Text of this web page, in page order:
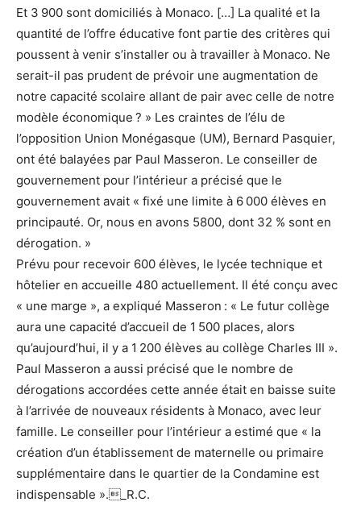
Et 3 900 sont domiciliés à Monaco. […] La qualité et la
quantité de l’offre éducative font partie des critères qui
poussent à venir s’installer ou à travailler à Monaco. Ne
serait-il pas prudent de prévoir une augmentation de
notre capacité scolaire allant de pair avec celle de notre
modèle économique ? » Les craintes de l’élu de
l’opposition Union Monégasque (UM), Bernard Pasquier,
ont été balayées par Paul Masseron. Le conseiller de
gouvernement pour l’intérieur a précisé que le
gouvernement avait « fixé une limite à 6 000 élèves en
principauté. Or, nous en avons 5800, dont 32 % sont en
dérogation. »
Prévu pour recevoir 600 élèves, le lycée technique et
hôtelier en accueille 480 actuellement. Il été conçu avec
« une marge », a expliqué Masseron : « Le futur collège
aura une capacité d’accueil de 1 500 places, alors
qu’aujourd’hui, il y a 1 200 élèves au collège Charles III ».
Paul Masseron a aussi précisé que le nombre de
dérogations accordées cette année était en baisse suite
à l’arrivée de nouveaux résidents à Monaco, avec leur
famille. Le conseiller pour l’intérieur a estimé que « la
création d’un établissement de maternelle ou primaire
supplémentaire dans le quartier de la Condamine est
indispensable »._R.C.